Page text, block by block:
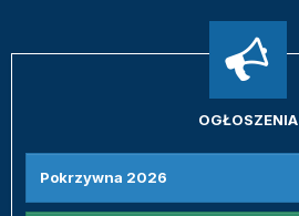
OGŁOSZENIA
Pokrzywna 2026